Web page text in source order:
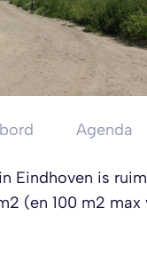
Agenda
Eindhoven is
(en 100 m2